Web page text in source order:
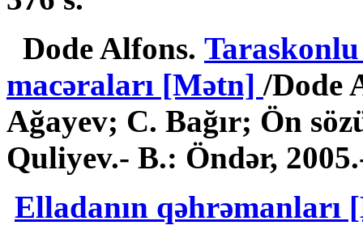
Dode Alfons.
macəraları [Mətn] /Dode
Ağayev; C. Bağır; Ön
Quliyev.- B.: Öndər,
Elladanın qəhrəmanları